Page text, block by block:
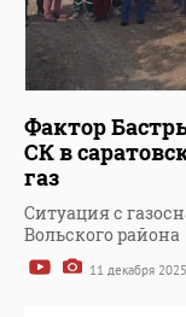
Фактор
СК в
газ
Ситуация с
Вольского района
11 декабря 2025